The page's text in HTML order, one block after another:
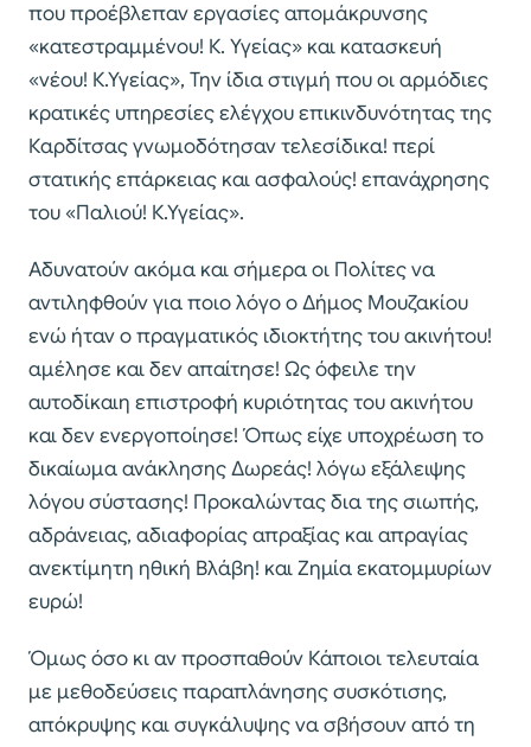
που προέβλεπαν εργασίες απομάκρυνσης
«κατεστραμμένου! Κ. Υγείας» και κατασκευή
«νέου! Κ.Υγείας», Την ίδια στιγμή που οι αρμόδιες
κρατικές υπηρεσίες ελέγχου επικινδυνότητας της
Καρδίτσας γνωμοδότησαν τελεσίδικα! περί
στατικής επάρκειας και ασφαλούς! επανάχρησης
του «Παλιού! Κ.Υγείας».
Αδυνατούν ακόμα και σήμερα οι Πολίτες να
αντιληφθούν για ποιο λόγο ο Δήμος Μουζακίου
ενώ ήταν ο πραγματικός ιδιοκτήτης του ακινήτου!
αμέλησε και δεν απαίτησε! Ως όφειλε την
αυτοδίκαιη επιστροφή κυριότητας του ακινήτου
και δεν ενεργοποίησε! Όπως είχε υποχρέωση το
δικαίωμα ανάκλησης Δωρεάς! λόγω εξάλειψης
λόγου σύστασης! Προκαλώντας δια της σιωπής,
αδράνειας, αδιαφορίας απραξίας και απραγίας
ανεκτίμητη ηθική Βλάβη! και Ζημία εκατομμυρίων
ευρώ!
Όμως όσο κι αν προσπαθούν Κάποιοι τελευταία
με μεθοδεύσεις παραπλάνησης συσκότισης,
απόκρυψης και συγκάλυψης να σβήσουν από τη